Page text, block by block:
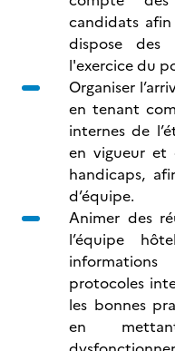
candidats
dispose des
l'exercice du
Organiser
en tenant
internes de
en vigueur et
handicaps,
d’équipe.
Animer des
l’équipe
informations
protocoles
les bonnes
en